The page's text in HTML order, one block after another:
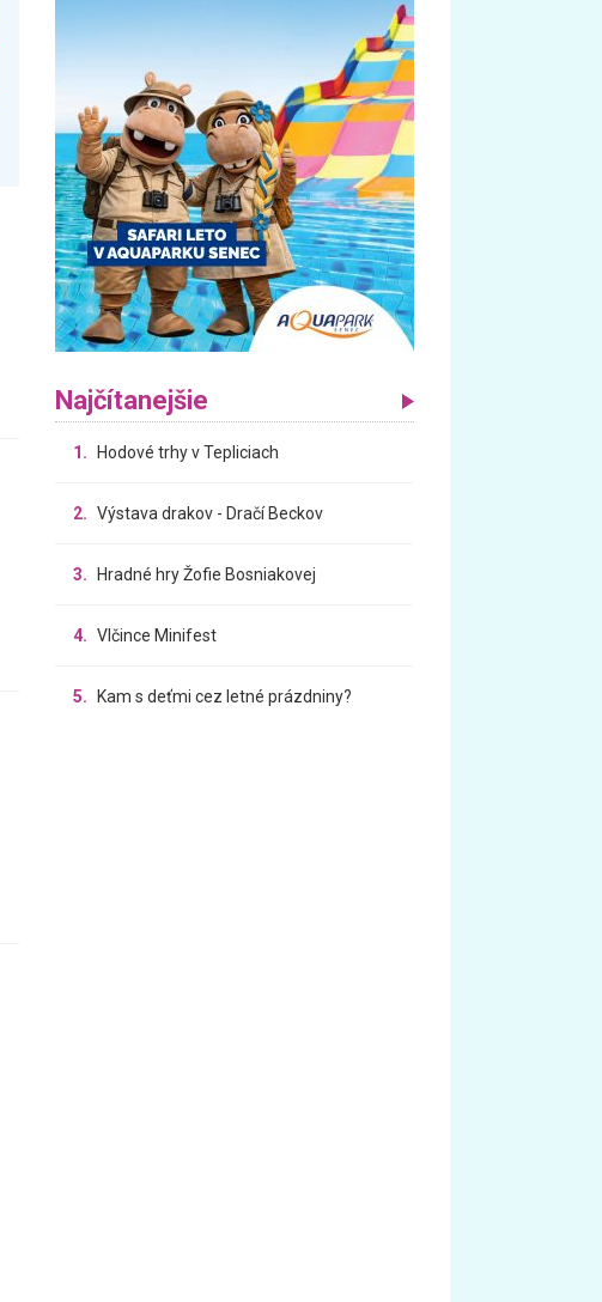
Najčítanejšie
1. Hodové trhy v Tepliciach
2. Výstava drakov - Dračí Beckov
3. Hradné hry Žofie Bosniakovej
4. Vlčince Minifest
5. Kam s deťmi cez letné prázdniny?